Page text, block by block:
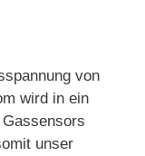
von
wird in ein
unser